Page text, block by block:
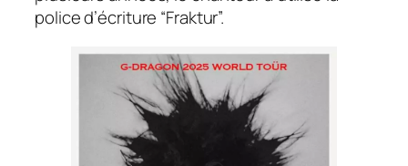
police d’écriture “Fraktur”.